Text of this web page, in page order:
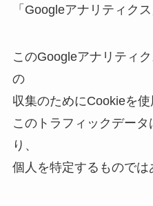
「Googleアナリティク
このGoogleアナリティ
の
収集のためにCookieを使
このトラフィックデー
り、
個人を特定するものでは